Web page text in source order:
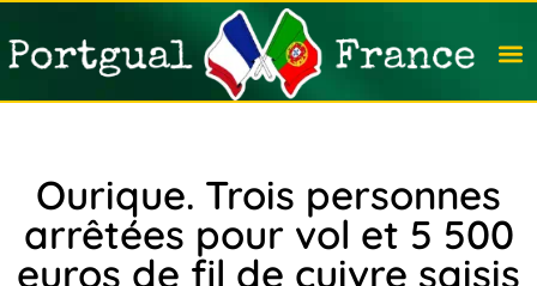
Ourique. Trois personnes
arrêtées pour vol et 5 500
euros de fil de cuivre saisis